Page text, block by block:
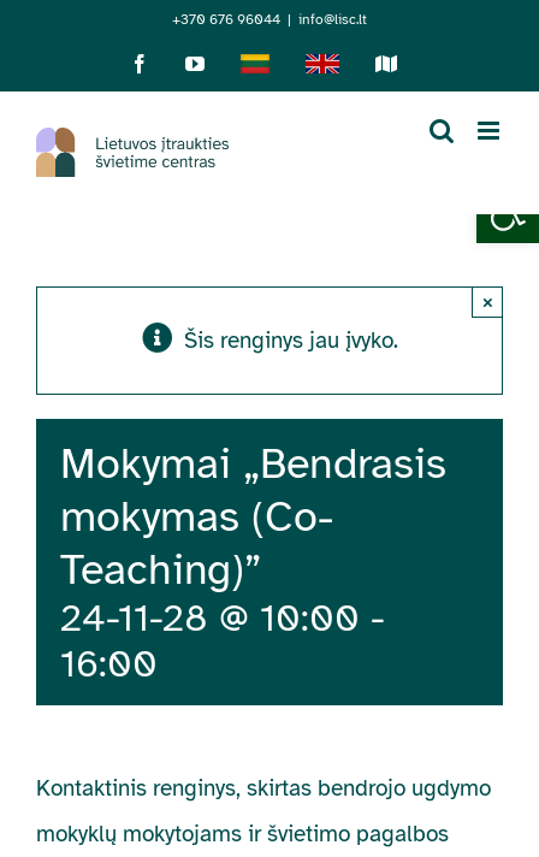
+370 676 96044 | info@lisc.lt
FacebookYouTubeLietuviškaiEnglish
Sensorinis
Šis renginys jau įvyko.
×
Mokymai „Bendrasis
mokymas (Co-
Teaching)”
24-11-28 @ 10:00 -
16:00
Kontaktinis renginys, skirtas bendrojo ugdymo
mokyklų mokytojams ir švietimo pagalbos